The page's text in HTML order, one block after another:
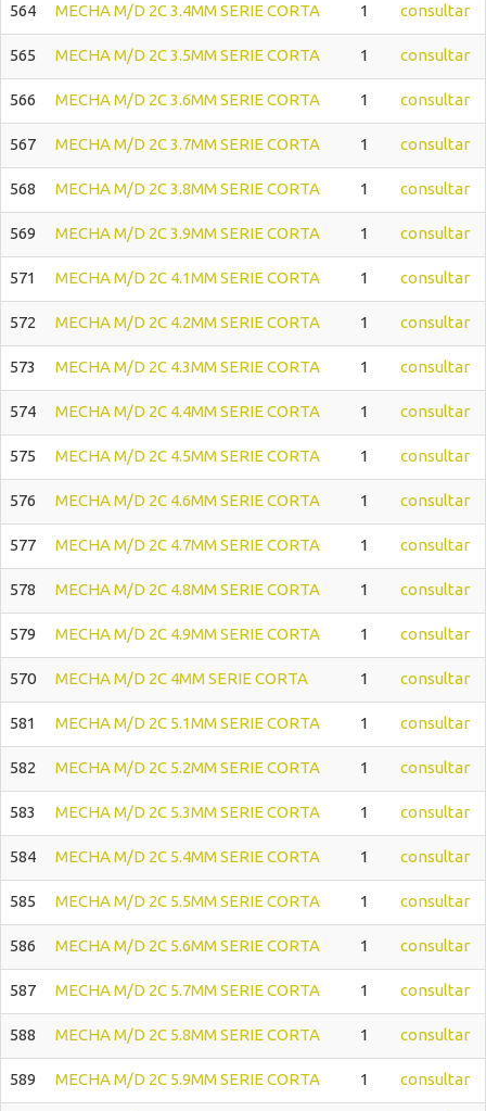
564 MECHA M/D 2C 3.4MM SERIE CORTA 1 consultar
565 MECHA M/D 2C 3.5MM SERIE CORTA 1 consultar
566 MECHA M/D 2C 3.6MM SERIE CORTA 1 consultar
567 MECHA M/D 2C 3.7MM SERIE CORTA 1 consultar
568 MECHA M/D 2C 3.8MM SERIE CORTA 1 consultar
569 MECHA M/D 2C 3.9MM SERIE CORTA 1 consultar
571 MECHA M/D 2C 4.1MM SERIE CORTA 1 consultar
572 MECHA M/D 2C 4.2MM SERIE CORTA 1 consultar
573 MECHA M/D 2C 4.3MM SERIE CORTA 1 consultar
574 MECHA M/D 2C 4.4MM SERIE CORTA 1 consultar
575 MECHA M/D 2C 4.5MM SERIE CORTA 1 consultar
576 MECHA M/D 2C 4.6MM SERIE CORTA 1 consultar
577 MECHA M/D 2C 4.7MM SERIE CORTA 1 consultar
578 MECHA M/D 2C 4.8MM SERIE CORTA 1 consultar
579 MECHA M/D 2C 4.9MM SERIE CORTA 1 consultar
570 MECHA M/D 2C 4MM SERIE CORTA 1 consultar
581 MECHA M/D 2C 5.1MM SERIE CORTA 1 consultar
582 MECHA M/D 2C 5.2MM SERIE CORTA 1 consultar
583 MECHA M/D 2C 5.3MM SERIE CORTA 1 consultar
584 MECHA M/D 2C 5.4MM SERIE CORTA 1 consultar
585 MECHA M/D 2C 5.5MM SERIE CORTA 1 consultar
586 MECHA M/D 2C 5.6MM SERIE CORTA 1 consultar
587 MECHA M/D 2C 5.7MM SERIE CORTA 1 consultar
588 MECHA M/D 2C 5.8MM SERIE CORTA 1 consultar
589 MECHA M/D 2C 5.9MM SERIE CORTA 1 consultar